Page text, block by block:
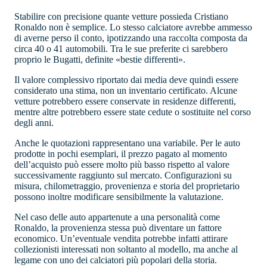
Stabilire con precisione quante vetture possieda Cristiano
Ronaldo non è semplice. Lo stesso calciatore avrebbe ammesso
di averne perso il conto, ipotizzando una raccolta composta da
circa 40 o 41 automobili. Tra le sue preferite ci sarebbero
proprio le Bugatti, definite «bestie differenti».
Il valore complessivo riportato dai media deve quindi essere
considerato una stima, non un inventario certificato. Alcune
vetture potrebbero essere conservate in residenze differenti,
mentre altre potrebbero essere state cedute o sostituite nel corso
degli anni.
Anche le quotazioni rappresentano una variabile. Per le auto
prodotte in pochi esemplari, il prezzo pagato al momento
dell’acquisto può essere molto più basso rispetto al valore
successivamente raggiunto sul mercato. Configurazioni su
misura, chilometraggio, provenienza e storia del proprietario
possono inoltre modificare sensibilmente la valutazione.
Nel caso delle auto appartenute a una personalità come
Ronaldo, la provenienza stessa può diventare un fattore
economico. Un’eventuale vendita potrebbe infatti attirare
collezionisti interessati non soltanto al modello, ma anche al
legame con uno dei calciatori più popolari della storia.